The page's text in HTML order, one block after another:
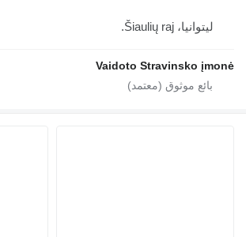
ليتوانيا، Šiaulių raj.
Vaidoto Stravinsko įmonė